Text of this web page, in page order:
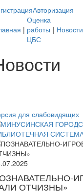
Авторизация
|
Оценка
работы
ЦБС
| Новости
для слабовидящих
ОТЧИЗНЫ»